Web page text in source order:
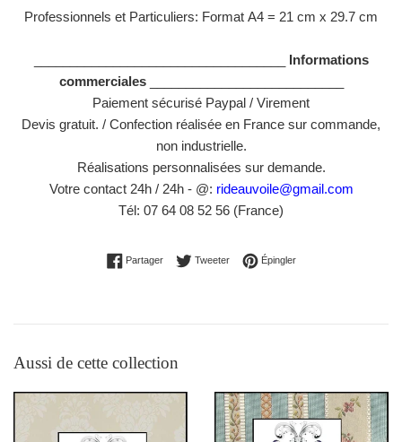
Professionnels et Particuliers: Format A4 = 21 cm x 29.7 cm
Informations
commerciales___________________________
Paiement sécurisé Paypal / Virement
Devis gratuit. / Confection réalisée en France sur commande,
non industrielle.
Réalisations personnalisées sur demande.
Votre contact 24h / 24h - @: rideauvoile@gmail.com
Tél: 07 64 08 52 56 (France)
PartagerPartager sur Facebook
TweeterTweeter sur Twitter
ÉpinglerÉpingler sur Pinterest
Aussi de cette collection